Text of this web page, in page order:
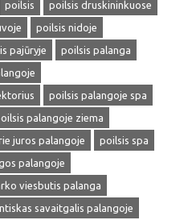
poilsis
poilsis druskininkuose
poilsis nidoje
pajūryje
poilsis palanga
poilsis palangoje spa
palangoje ziema
juros palangoje
poilsis spa
palangoje
viesbutis palanga
savaitgalis palangoje